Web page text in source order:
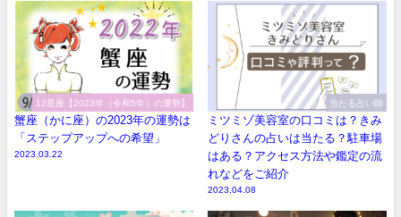
12星座【2023年（令和5年）の運勢】
蟹座（かに座）の2023年の運勢は
「ステップアップへの希望」
2023.03.22
当たる占い師
ミツミゾ美容室の口コミは？きみ
どりさんの占いは当たる？駐車場
はある？アクセス方法や鑑定の流
れなどをご紹介
2023.04.08